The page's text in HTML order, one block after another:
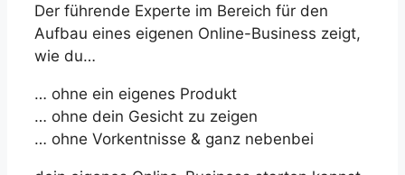
Der führende Experte im Bereich für den
Aufbau eines eigenen Online-Business zeigt,
wie du…
… ohne ein eigenes Produkt
… ohne dein Gesicht zu zeigen
… ohne Vorkentnisse & ganz nebenbei